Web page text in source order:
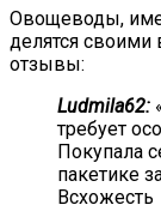
Овощеводы,
делятся своими
отзывы:
Ludmila62:
требует
Покупала
пакетике
Всхожесть